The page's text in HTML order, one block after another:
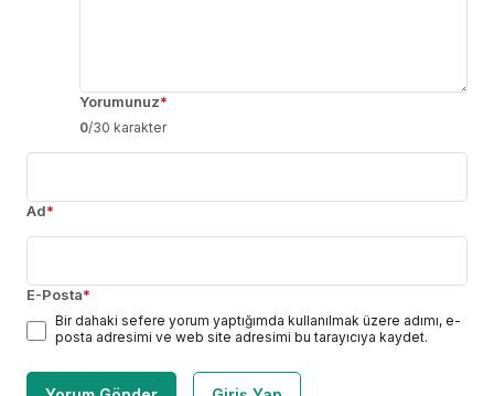
Yorumunuz*
0/30 karakter
Ad*
E-Posta*
Bir dahaki sefere yorum yaptığımda kullanılmak üzere adımı, e-
posta adresimi ve web site adresimi bu tarayıcıya kaydet.